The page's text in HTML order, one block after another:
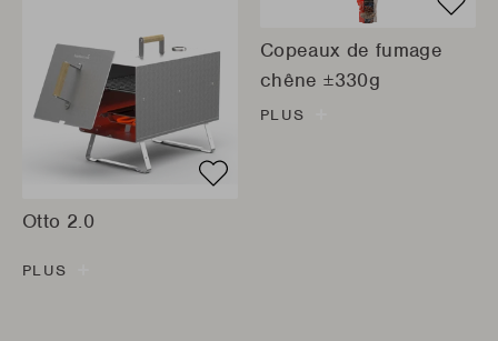
Otto 2.0
PLUS
Copeaux de fumage
chêne ±330g
PLUS